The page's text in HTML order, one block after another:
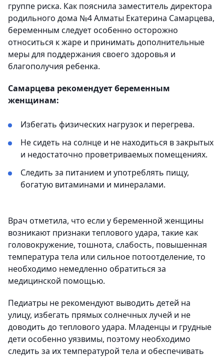
группе риска. Как пояснила заместитель директора
родильного дома №4 Алматы Екатерина Самарцева,
беременным следует особенно осторожно
относиться к жаре и принимать дополнительные
меры для поддержания своего здоровья и
благополучия ребенка.
Самарцева рекомендует беременным
женщинам:
Избегать физических нагрузок и перегрева.
Не сидеть на солнце и не находиться в закрытых
и недостаточно проветриваемых помещениях.
Следить за питанием и употреблять пищу,
богатую витаминами и минералами.
Врач отметила, что если у беременной женщины
возникают признаки теплового удара, такие как
головокружение, тошнота, слабость, повышенная
температура тела или сильное потоотделение, то
необходимо немедленно обратиться за
медицинской помощью.
Педиатры не рекомендуют выводить детей на
улицу, избегать прямых солнечных лучей и не
доводить до теплового удара. Младенцы и грудные
дети особенно уязвимы, поэтому необходимо
следить за их температурой тела и обеспечивать